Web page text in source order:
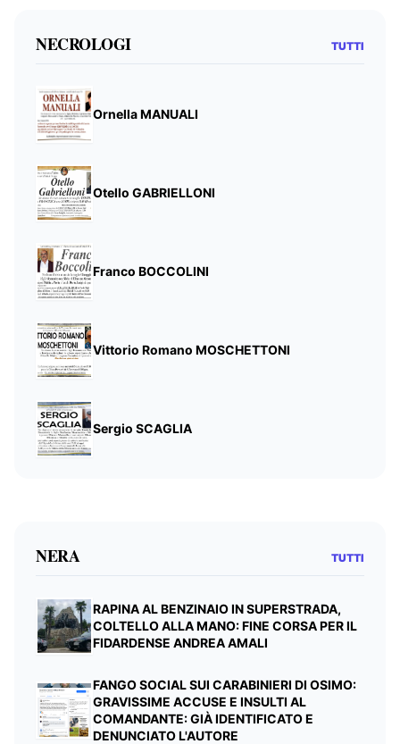
NECROLOGI TUTTI
Ornella MANUALI
Otello GABRIELLONI
Franco BOCCOLINI
Vittorio Romano MOSCHETTONI
Sergio SCAGLIA
NERA TUTTI
RAPINA AL BENZINAIO IN SUPERSTRADA,
COLTELLO ALLA MANO: FINE CORSA PER IL
FIDARDENSE ANDREA AMALI
FANGO SOCIAL SUI CARABINIERI DI OSIMO:
GRAVISSIME ACCUSE E INSULTI AL
COMANDANTE: GIÀ IDENTIFICATO E
DENUNCIATO L'AUTORE